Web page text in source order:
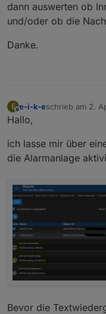
dann auswerten ob
und/oder ob die
Danke.
E
Offline
e-i-k-eschrieb am 2.
zuletzt editiert
Hallo,
ich lasse mir über
die Alarmanlage
Bevor die